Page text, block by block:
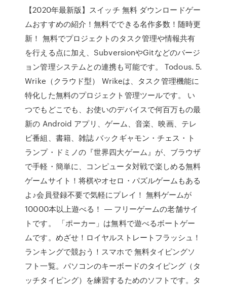
【2020年最新版】スイッチ 無料 ダウンロードゲー
ムおすすめの紹介！無料でできる名作多数！随時更
新！ 無料でプロジェクトのタスク管理や情報共有
を行える点に加え、SubversionやGitなどのバージ
ョン管理システムとの連携も可能です。 Todous. 5.
Wrike（クラウド型） Wrikeは、タスク管理機能に
特化した無料のプロジェクト管理ツールです。 い
つでもどこでも、お使いのデバイスで何百万もの最
新の Android アプリ、ゲーム、音楽、映画、テレ
ビ番組、書籍、雑誌 バックギャモン・チェス・ト
ランプ・ドミノの『世界四大ゲーム』が、ブラウザ
で手軽・簡単に、コンピュータ対戦で楽しめる無料
ゲームサイト！将棋やオセロ・パズルゲームもある
よ♪会員登録不要で気軽にプレイ！ 無料ゲームが
10000本以上遊べる！ ― フリーゲームの老舗サイ
トです。 「ポーカー」は無料で遊べるボートゲー
ムです。めざせ！ロイヤルストレートフラッシュ！
ランキングで競おう！スマホで 無料タイピングソ
フト一覧。パソコンのキーボードのタイピング（タ
ッチタイピング）を練習するためのソフトです。タ